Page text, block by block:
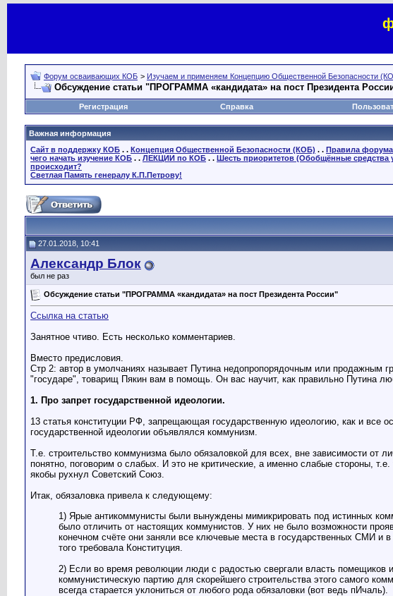
Форум осваивающих КОБ > Изучаем и применяем Концепцию Общественной Безопасности
Обсуждение статьи "ПРОГРАММА «кандидата» на пост Президента
Регистрация
Справка
Важная информация
Сайт в поддержку КОБ . . Концепция Общественной Безопасности (КОБ) . . Правила форума
чего начать изучение КОБ . . ЛЕКЦИИ по КОБ . . Шесть приоритетов (Обобщённые средства
происходит?
Светлая Память генералу К.П.Петрову!
27.01.2018, 10:41
Александр Блок
был не раз
Обсуждение статьи "ПРОГРАММА «кандидата» на пост Президента России"
Ссылка на статью
Занятное чтиво. Есть несколько комментариев.
Вместо предисловия.
Стр 2: автор в умолчаниях называет Путина недопропорядочным или продажным
"государе", товарищ Пякин вам в помощь. Он вас научит, как правильно Путина
1. Про запрет государственной идеологии.
13 статья конституции РФ, запрещающая государственную идеологию, как и все
государственной идеологии объявлялся коммунизм.
Т.е. строительство коммунизма было обязаловкой для всех, вне зависимости от
понятно, поговорим о слабых. И это не критические, а именно слабые стороны,
якобы рухнул Советский Союз.
Итак, обязаловка привела к следующему:
1) Ярые антикоммунисты были вынуждены мимикрировать под истинных
было отличить от настоящих коммунистов. У них не было возможности
конечном счёте они заняли все ключевые места в государственных СМИ и
того требовала Конституция.
2) Если во время революции люди с радостью свергали власть помещиков
коммунистическую партию для скорейшего строительства этого самого
всегда старается уклониться от любого рода обязаловки (вот ведь пИчаль).